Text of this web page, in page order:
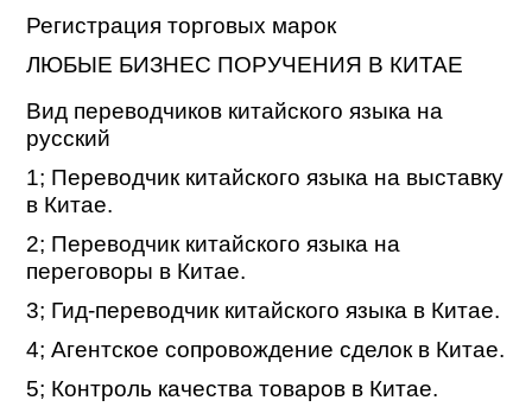
Регистрация торговых марок
ЛЮБЫЕ БИЗНЕС ПОРУЧЕНИЯ В КИТАЕ
Вид переводчиков китайского языка на
русский
1; Переводчик китайского языка на выставку
в Китае.
2; Переводчик китайского языка на
переговоры в Китае.
3; Гид-переводчик китайского языка в Китае.
4; Агентское сопровождение сделок в Китае.
5; Контроль качества товаров в Китае.